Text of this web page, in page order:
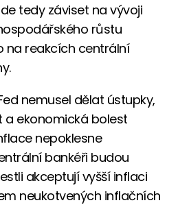
tedy záviset na vývoji
růstu
na reakcích centrální
nemusel dělat ústupky,
a ekonomická bolest
nepoklesne
bankéři budou
akceptují vyšší inflaci
neukotvených inflačních